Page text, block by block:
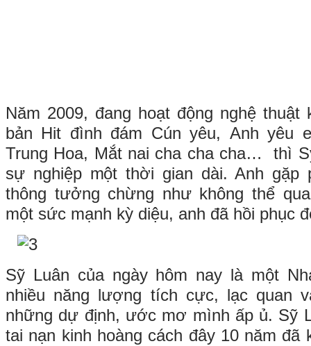
Năm 2009, đang hoạt động nghệ
bản Hit đình đám Cún yêu, Anh yêu
Trung Hoa, Mắt nai cha cha cha… thì
sự nghiệp một thời gian dài. Anh gặp
thông tưởng chừng như không thể
một sức mạnh kỳ diệu, anh đã hồi phục
Sỹ Luân của ngày hôm nay là một
nhiều năng lượng tích cực, lạc quan
những dự định, ước mơ mình ấp ủ. Sỹ
tai nạn kinh hoàng cách đây 10 năm đã